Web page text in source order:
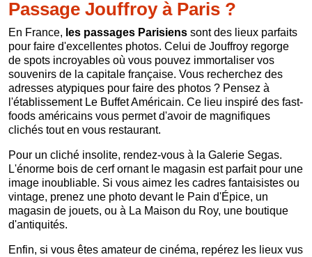
Passage Jouffroy à Paris ?
En France, les passages Parisiens sont des lieux parfaits
pour faire d'excellentes photos. Celui de Jouffroy regorge
de spots incroyables où vous pouvez immortaliser vos
souvenirs de la capitale française. Vous recherchez des
adresses atypiques pour faire des photos ? Pensez à
l'établissement Le Buffet Américain. Ce lieu inspiré des fast-
foods américains vous permet d'avoir de magnifiques
clichés tout en vous restaurant.
Pour un cliché insolite, rendez-vous à la Galerie Segas.
L'énorme bois de cerf ornant le magasin est parfait pour une
image inoubliable. Si vous aimez les cadres fantaisistes ou
vintage, prenez une photo devant le Pain d'Épice, un
magasin de jouets, ou à La Maison du Roy, une boutique
d'antiquités.
Enfin, si vous êtes amateur de cinéma, repérez les lieux vus